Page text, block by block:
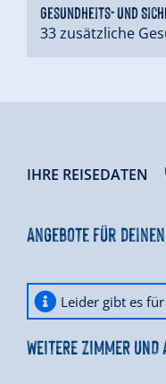
Gesundheits- und
33 zusätzliche
IHRE REISEDATEN
Angebote für
Leider gibt es
WEITERE ZIMMER UND